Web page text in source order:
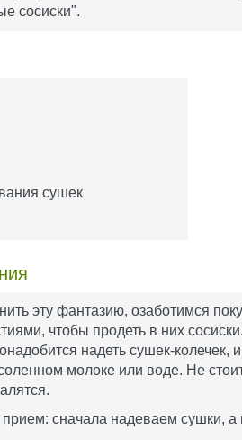
сосиски".
сушек
эту фантазию, озаботимся
чтобы продеть в них
надеть сушек-колечек,
молоке или воде. Не
сначала надеваем сушки, а